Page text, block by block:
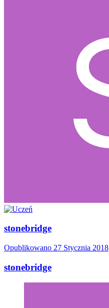
stonebridge
Opublikowano 27 Stycznia 2018
stonebridge